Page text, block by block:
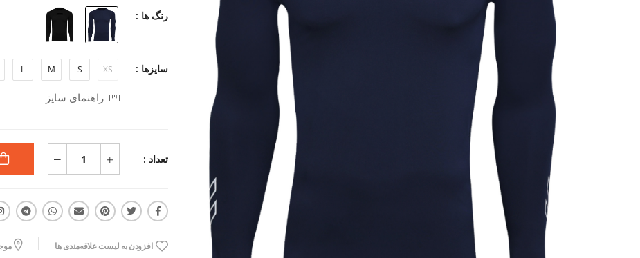
رنگ ها :
سایزها : XS
S
M
L
راهنمای سایز
تعداد :
افزودن به لیست علاقه‌مندی ها